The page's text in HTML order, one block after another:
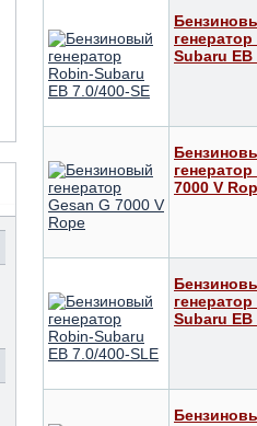
Subaru ЕВ
7000 V
Subaru ЕВ